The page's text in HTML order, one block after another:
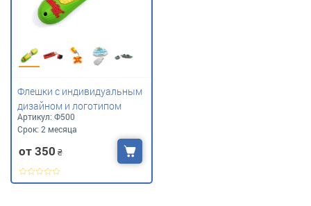
Флешки с индивидуальным
дизайном и логотипом
Артикул: Ф500
Срок: 2 месяца
от 350 ₴